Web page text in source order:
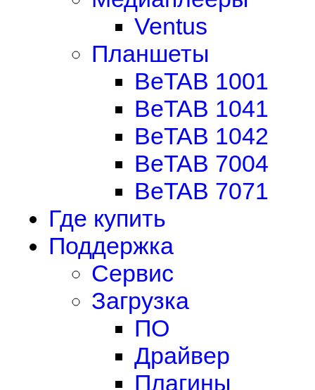
Ventus
Планшеты
BeTAB 1001
BeTAB 1041
BeTAB 1042
BeTAB 7004
BeTAB 7071
Где купить
Поддержка
Сервис
Загрузка
ПО
Драйвер
Плагины